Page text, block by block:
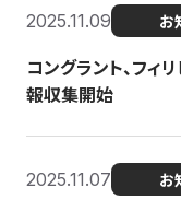
2025.11.09 お
コングラント、フィ
報収集開始
2025.11.07 お